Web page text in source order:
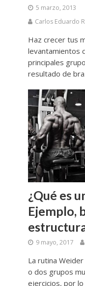
5 marzo, 2013
Carlos Eduardo
Haz crecer tus
levantamientos
principales
resultado de
¿Qué es
Ejemplo,
9 mayo, 2017
La rutina
o dos grupos
ejercicios, por